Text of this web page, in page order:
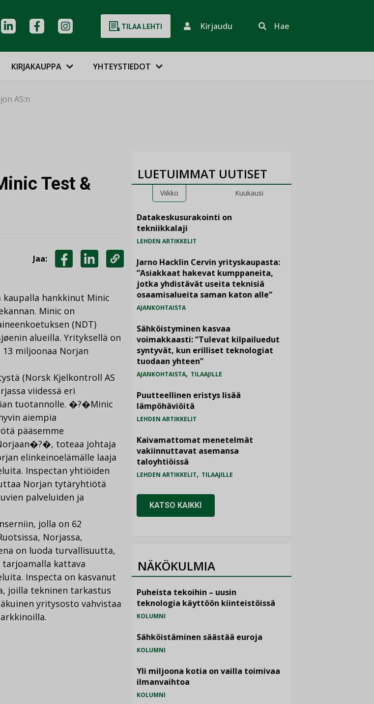
TILAA LEHTI Kirjaudu Hae
KIRJAKAUPPA YHTEYSTIEDOT
AS:n
Test &
Jaa:
LINKEDINISSÄ
KOPIOI
LINKKI
kaupalla hankkinut Minic
Minic on
(NDT)
alueilla. Yrityksellä on
miljoonaa Norjan
(Norsk Kjelkontroll AS
viidessä eri
tuotannolle. �?�Minic
aiempia
pääsemme
toteaa johtaja
elinkeinoelämälle laaja
Inspectan yhtiöiden
Norjan tytäryhtiötä
palveluiden ja
jolla on 62
Norjassa,
on luoda turvallisuutta,
tarjoamalla kattava
Inspecta on kasvanut
joilla tekninen tarkastus
yritysosto vahvistaa
LUETUIMMAT UUTISET
Viikko Kuukausi
Datakeskusurakointi on
tekniikkalaji
LEHDEN ARTIKKELIT
Jarno Hacklin Cervin yrityskaupasta:
”Asiakkaat hakevat kumppaneita,
jotka yhdistävät useita teknisiä
osaamisalueita saman katon alle”
AJANKOHTAISTA
Sähköistyminen kasvaa
voimakkaasti: ”Tulevat kilpailuedut
syntyvät, kun erilliset teknologiat
tuodaan yhteen”
AJANKOHTAISTA, TILAAJILLE
Puutteellinen eristys lisää
lämpöhäviöitä
LEHDEN ARTIKKELIT
Kaivamattomat menetelmät
vakiinnuttavat asemansa
taloyhtiöissä
LEHDEN ARTIKKELIT, TILAAJILLE
KATSO KAIKKI
NÄKÖKULMIA
Puheista tekoihin – uusin
teknologia käyttöön kiinteistöissä
KOLUMNI
Sähköistäminen säästää euroja
KOLUMNI
Yli miljoona kotia on vailla toimivaa
ilmanvaihtoa
KOLUMNI